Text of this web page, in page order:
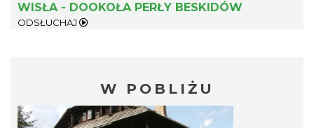
WISŁA - DOOKOŁA PERŁY BESKIDÓW
ODSŁUCHAJ
W POBLIŻU